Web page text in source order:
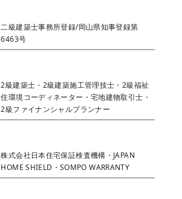
二級建築士事務所登録/岡山県知事登録第
6463号
2級建築士・2級建築施工管理技士・2級福祉
住環境コーディネーター・宅地建物取引士・
2級ファイナンシャルプランナー
株式会社日本住宅保証検査機構・JAPAN
HOME SHIELD・SOMPO WARRANTY